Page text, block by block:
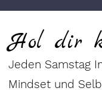
Jeden Samstag
Mindset und
Hol dir